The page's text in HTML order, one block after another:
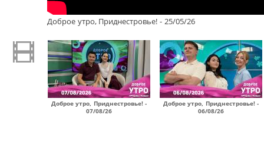
Доброе утро, Приднестровье! - 25/05/26
Доброе утро, Приднестровье! -
07/08/26
Доброе утро, Приднестровье! -
06/08/26